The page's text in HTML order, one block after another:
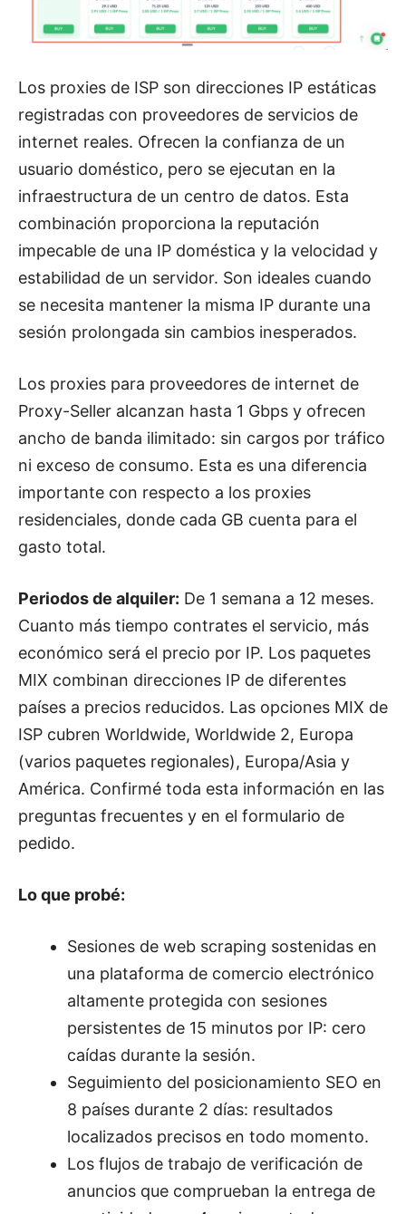
Los proxies de ISP son direcciones IP estáticas
registradas con proveedores de servicios de
internet reales. Ofrecen la confianza de un
usuario doméstico, pero se ejecutan en la
infraestructura de un centro de datos. Esta
combinación proporciona la reputación
impecable de una IP doméstica y la velocidad y
estabilidad de un servidor. Son ideales cuando
se necesita mantener la misma IP durante una
sesión prolongada sin cambios inesperados.
Los proxies para proveedores de internet de
Proxy-Seller alcanzan hasta 1 Gbps y ofrecen
ancho de banda ilimitado: sin cargos por tráfico
ni exceso de consumo. Esta es una diferencia
importante con respecto a los proxies
residenciales, donde cada GB cuenta para el
gasto total.
Periodos de alquiler: De 1 semana a 12 meses.
Cuanto más tiempo contrates el servicio, más
económico será el precio por IP. Los paquetes
MIX combinan direcciones IP de diferentes
países a precios reducidos. Las opciones MIX de
ISP cubren Worldwide, Worldwide 2, Europa
(varios paquetes regionales), Europa/Asia y
América. Confirmé toda esta información en las
preguntas frecuentes y en el formulario de
pedido.
Lo que probé:
Sesiones de web scraping sostenidas en
una plataforma de comercio electrónico
altamente protegida con sesiones
persistentes de 15 minutos por IP: cero
caídas durante la sesión.
Seguimiento del posicionamiento SEO en
8 países durante 2 días: resultados
localizados precisos en todo momento.
Los flujos de trabajo de verificación de
anuncios que comprueban la entrega de